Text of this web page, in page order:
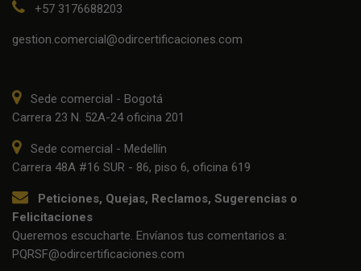
+57 3176688203
gestion.comercial@odircertificaciones.com
Sede comercial - Bogotá
Carrera 23 N. 52A-24 oficina 201
Sede comercial - Medellín
Carrera 48A #16 SUR - 86, piso 6, oficina 619
Peticiones, Quejas, Reclamos, Sugerencias o
Felicitaciones
Queremos escucharte. Envíanos tus comentarios a:
PQRSF@odircertificaciones.com